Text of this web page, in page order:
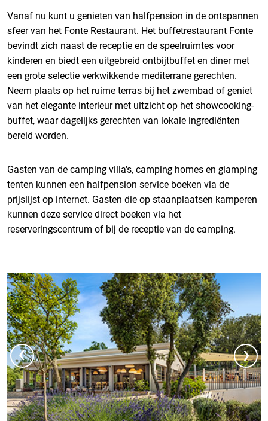
Vanaf nu kunt u genieten van halfpension in de ontspannen
sfeer van het Fonte Restaurant. Het buffetrestaurant Fonte
bevindt zich naast de receptie en de speelruimtes voor
kinderen en biedt een uitgebreid ontbijtbuffet en diner met
een grote selectie verkwikkende mediterrane gerechten.
Neem plaats op het ruime terras bij het zwembad of geniet
van het elegante interieur met uitzicht op het showcooking-
buffet, waar dagelijks gerechten van lokale ingrediënten
bereid worden.
Gasten van de camping villa's, camping homes en glamping
tenten kunnen een halfpension service boeken via de
prijslijst op internet. Gasten die op staanplaatsen kamperen
kunnen deze service direct boeken via het
reserveringscentrum of bij de receptie van de camping.
‹ ›